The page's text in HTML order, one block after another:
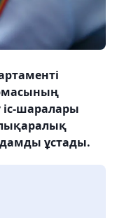
іс-шаралары
ұстады.